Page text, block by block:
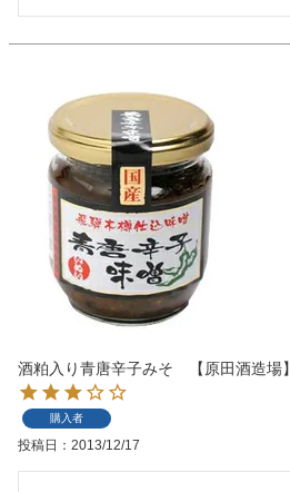
酒粕入り青唐辛子みそ 【原田酒造場】
購入者
投稿日 2013/12/17